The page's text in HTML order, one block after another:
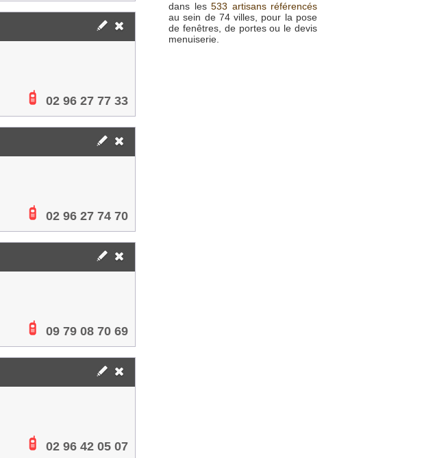
02 96 27 77 33
02 96 27 74 70
09 79 08 70 69
02 96 42 05 07
dans les 533 artisans référencés
au sein de 74 villes, pour la pose
de fenêtres, de portes ou le devis
menuiserie.